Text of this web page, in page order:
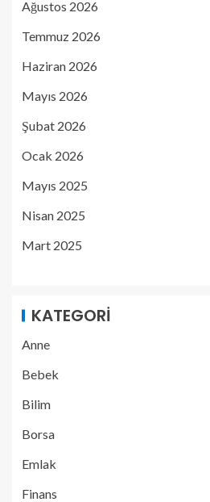
Ağustos 2026
Temmuz 2026
Haziran 2026
Mayıs 2026
Şubat 2026
Ocak 2026
Mayıs 2025
Nisan 2025
Mart 2025
KATEGORI
Anne
Bebek
Bilim
Borsa
Emlak
Finans